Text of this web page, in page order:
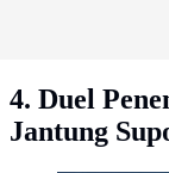
4. Duel
Jantung